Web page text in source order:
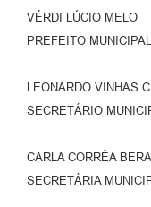
VÉRDI LÚCIO MELO
PREFEITO MUNICIPAL
LEONARDO VINHAS
SECRETÁRIO
CARLA CORRÊA
SECRETÁRIA